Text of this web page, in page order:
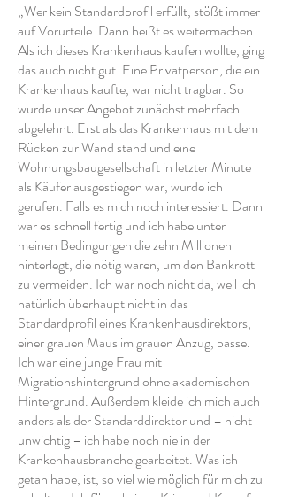
„Wer kein Standardprofil erfüllt, stößt immer
auf Vorurteile. Dann heißt es weitermachen.
Als ich dieses Krankenhaus kaufen wollte, ging
das auch nicht gut. Eine Privatperson, die ein
Krankenhaus kaufte, war nicht tragbar. So
wurde unser Angebot zunächst mehrfach
abgelehnt. Erst als das Krankenhaus mit dem
Rücken zur Wand stand und eine
Wohnungsbaugesellschaft in letzter Minute
als Käufer ausgestiegen war, wurde ich
gerufen. Falls es mich noch interessiert. Dann
war es schnell fertig und ich habe unter
meinen Bedingungen die zehn Millionen
hinterlegt, die nötig waren, um den Bankrott
zu vermeiden. Ich war noch nicht da, weil ich
natürlich überhaupt nicht in das
Standardprofil eines Krankenhausdirektors,
einer grauen Maus im grauen Anzug, passe.
Ich war eine junge Frau mit
Migrationshintergrund ohne akademischen
Hintergrund. Außerdem kleide ich mich auch
anders als der Standarddirektor und – nicht
unwichtig – ich habe noch nie in der
Krankenhausbranche gearbeitet. Was ich
getan habe, ist, so viel wie möglich für mich zu